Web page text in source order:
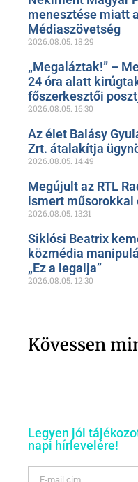
menesztése miatt
Médiaszövetség
2026.08.05. 18:29
„Megaláztak!” –
24 óra alatt
főszerkesztői
2026.08.05. 16:30
Az élet Balásy
Zrt. átalakítja
2026.08.05. 14:49
Megújult az RTL
ismert műsorokkal
2026.08.05. 13:31
Siklósi Beatrix
közmédia
„Ez a legalja”
2026.08.05. 12:30
Kövessen
Legyen jól
napi hírlevelére!